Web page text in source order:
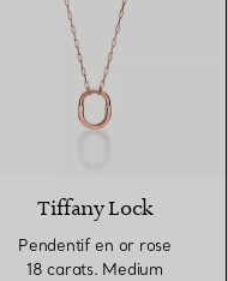
Tiffany Lock
Pendentif en or rose
18 carats. Medium